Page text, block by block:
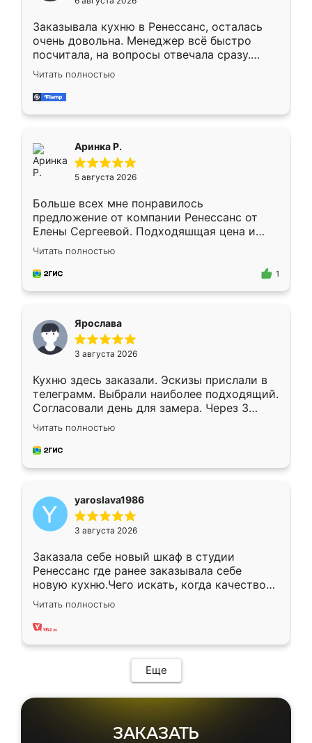
мебели буду заказывать только здесь.
Заказывала кухню в Ренессанс, осталась
очень довольна. Менеджер всё быстро
посчитала, на вопросы отвечала сразу.
Замерщик приехал в субботу, подошёл к
делу со всей ответственностью. Собрали
за день, ребята работали аккуратно, даже
Читать полностью
Аринка Р.
5 августа 2026
Больше всех мне понравилось
предложение от компании Ренессанс от
Елены Сергеевой. Подходяшщая цена и
короткие сроки изготовления. Приехавший
для замера сотрудник Владислав
предложил по моему эскизу самый
Читать полностью
1
Ярослава
3 августа 2026
Кухню здесь заказали. Эскизы прислали в
телеграмм. Выбрали наиболее подходящий.
Согласовали день для замера. Через 3
недели кухня была уже готова. Остались
довольны работой. Спасибо Ренессанс
мебель за качественную работу!
Читать полностью
yaroslava1986
3 августа 2026
Заказала себе новый шкаф в студии
Ренессанс где ранее заказывала себе
новую кухню.Чего искать, когда качеством
вполне довольна. Служит кухня уже почти
два года, нареканий нет.
Читать полностью
Еще
ЗАКАЗАТЬ